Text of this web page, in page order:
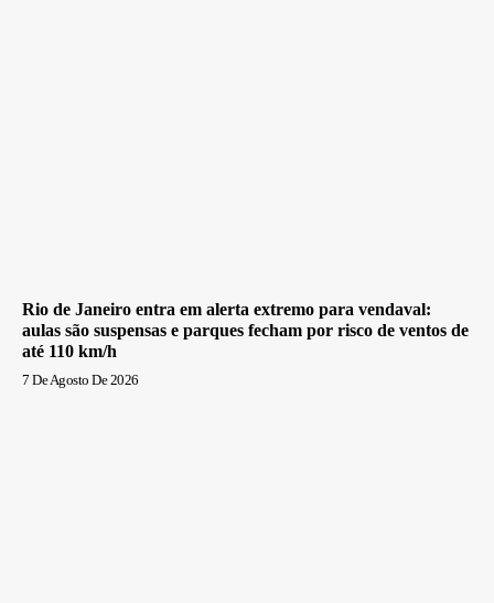
Rio de Janeiro entra em alerta extremo para vendaval:
aulas são suspensas e parques fecham por risco de ventos de
até 110 km/h
7 De Agosto De 2026